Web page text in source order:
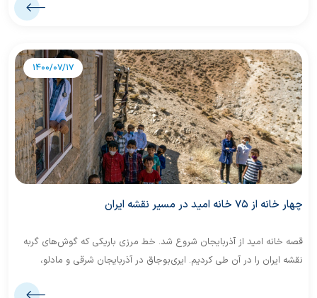
1400/07/17
چهار خانه از ۷۵ خانه امید در مسیر نقشه ایران
قصه خانه امید از آذربایجان شروع شد. خط مرزی باریکی که گوش‌های گربه
نقشه ایران را در آن طی کردیم. ایری‌بوجاق در آذربایجان شرقی و مادلو،
شیره‌نی و گرده‌سور در آذربایجان غربی، هرکدام دنیای امیدوارانه خودشان را